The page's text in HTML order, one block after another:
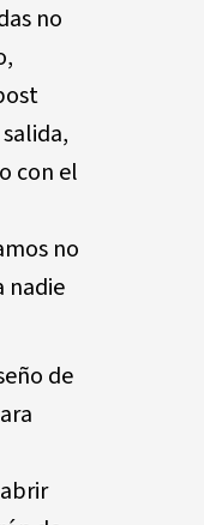
no
con el
no
nadie
de